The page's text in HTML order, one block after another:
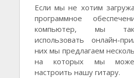
Если мы не хотим
программное
компьютер, мы
использовать онлайн-
них мы предлагаем
на которых мы
настроить нашу гитару.